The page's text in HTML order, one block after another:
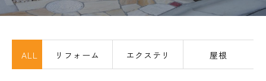
ALL リフォーム エクステリ 屋根